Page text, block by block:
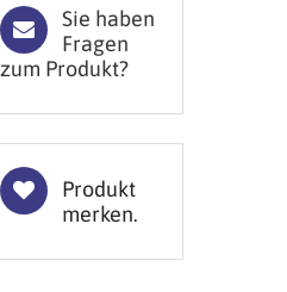
Sie haben
Fragen
zum Produkt?
Produkt
merken.